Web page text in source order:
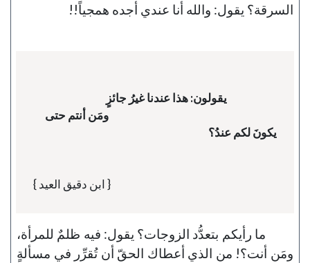
السرقة؟ يقول: والله أنا عندي أجده همجياً!!
{ ابن دقيق العيد }
ما رأيكم بتعدُّد الزوجات؟ يقول: فيه ظلمٌ للمرأة،
ومَن أنت؟! من الذي أعطاك الحقّ أن تُقرِّر في مسألةٍ